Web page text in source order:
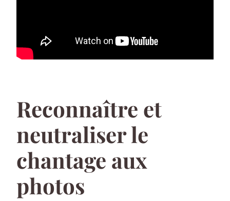
Reconnaître et
neutraliser le
chantage aux
photos